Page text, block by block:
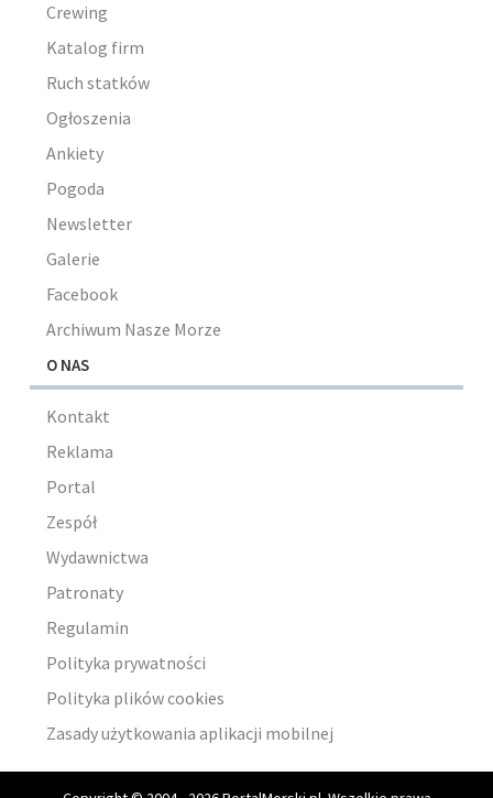
Crewing
Katalog firm
Ruch statków
Ogłoszenia
Ankiety
Pogoda
Newsletter
Galerie
Facebook
Archiwum Nasze Morze
O NAS
Kontakt
Reklama
Portal
Zespół
Wydawnictwa
Patronaty
Regulamin
Polityka prywatności
Polityka plików cookies
Zasady użytkowania aplikacji mobilnej